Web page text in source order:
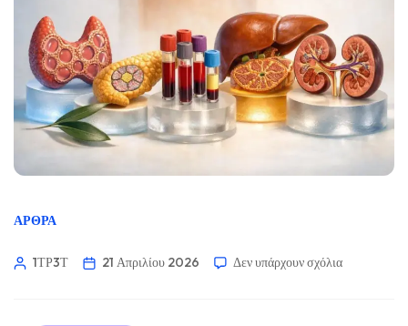
ΆΡΘΡΑ
1ΤΡ3Τ 21 Απριλίου 2026 Δεν υπάρχουν σχόλια